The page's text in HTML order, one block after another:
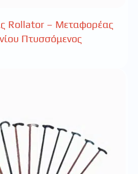
Rollator – Μεταφορέας
Πτυσσόμενος